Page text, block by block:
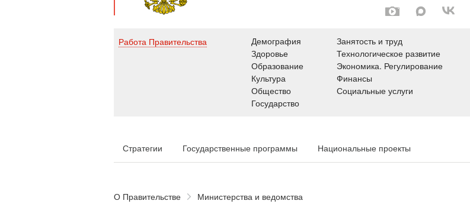
Работа Правительства
Демография
Здоровье
Образование
Культура
Общество
Государство
Занятость и труд
Технологическое развитие
Экономика. Регулирование
Финансы
Социальные услуги
Стратегии Государственные программы Национальные проекты
О Правительстве Министерства и ведомства